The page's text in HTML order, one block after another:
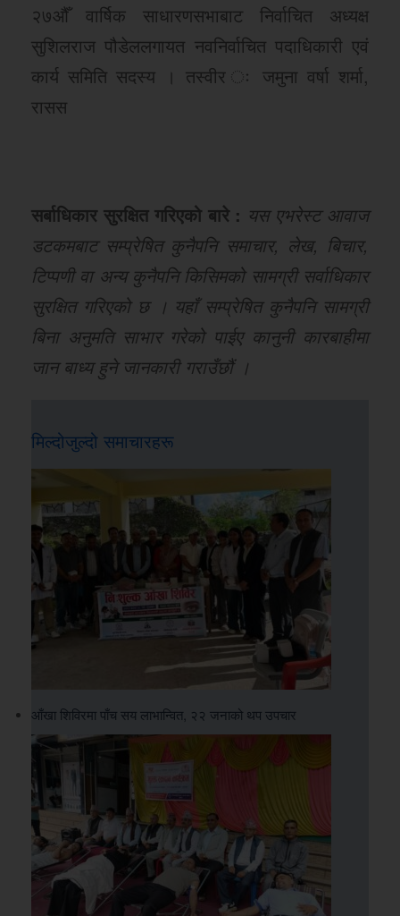
२७औँ वार्षिक साधारणसभाबाट निर्वाचित अध्यक्ष
सुशिलराज पौडेललगायत नवनिर्वाचित पदाधिकारी एवं
कार्य समिति सदस्य । तस्वीर ः जमुना वर्षा शर्मा,
रासस
सर्बाधिकार सुरक्षित गरिएको बारे : यस एभरेस्ट आवाज
डटकमबाट सम्प्रेषित कुनैपनि समाचार, लेख, बिचार,
टिप्पणी वा अन्य कुनैपनि किसिमको सामग्री सर्वाधिकार
सुरक्षित गरिएको छ । यहाँ सम्प्रेषित कुनैपनि सामग्री
बिना अनुमति साभार गरेको पाईए कानुनी कारबाहीमा
जान बाध्य हुने जानकारी गराउँछौं ।
मिल्दोजुल्दो समाचारहरू
आँखा शिविरमा पाँच सय लाभान्वित, २२ जनाको थप उपचार